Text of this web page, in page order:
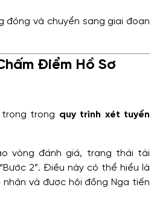
đóng và chuyển sang giai đoạn
Điểm Hồ Sơ
trong quy trình xét tuyển
vòng đánh giá, trạng thái tài
2”. Điều này có thể hiểu là
và được hội đồng Nga tiến